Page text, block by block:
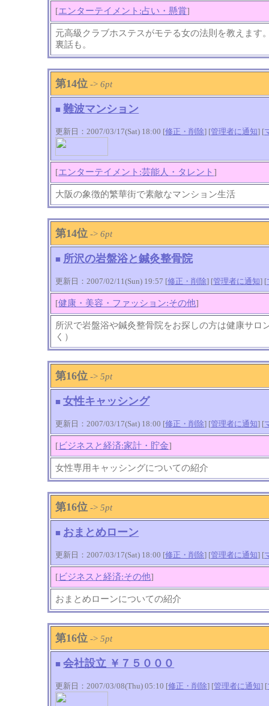
[エンターテイメント:占い・懸賞]
元高級クラブホステスがモテる女の法則を教えます
裏話も。
第14位 ->6pt
■ 難波マンション
更新日：2007/03/17(Sat) 18:00 [修正・削除] [管理者に通知] [
[エンターテイメント:芸能人・タレント]
大阪の象徴的繁華街で素敵なマンション生活
第14位 ->6pt
■ 所沢の岩盤浴と鍼灸整骨院
更新日：2007/02/11(Sun) 19:57 [修正・削除] [管理者に通知] [
[健康・美容・ファッション:その他]
所沢で岩盤浴や鍼灸整骨院をお探しの方は健康サロ
く）
第16位 ->5pt
■ 女性キャッシング
更新日：2007/03/17(Sat) 18:00 [修正・削除] [管理者に通知] [
[ビジネスと経済:家計・貯金]
女性専用キャッシングについての紹介
第16位 ->5pt
■ おまとめローン
更新日：2007/03/17(Sat) 18:00 [修正・削除] [管理者に通知] [
[ビジネスと経済:その他]
おまとめローンについての紹介
第16位 ->5pt
■ 会社設立 ￥７５０００
更新日：2007/03/08(Thu) 05:10 [修正・削除] [管理者に通知] [